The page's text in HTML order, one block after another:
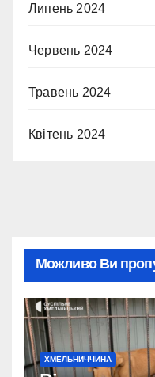
Липень 2024
Червень 2024
Травень 2024
Квітень 2024
Можливо Ви
ХМЕЛЬНИЧЧИНА